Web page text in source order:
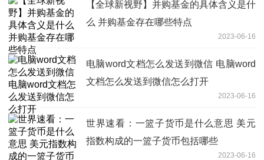
【全球新视野】并购基金的具体含义是什
么 并购基金存在哪些特点
2023-06-16
电脑word文档怎么发送到微信 电脑word
文档怎么发送到微信怎么打开
2023-06-16
世界速看：一篮子货币是什么意思 美元
指数构成的一篮子货币包括哪些
2023-06-16